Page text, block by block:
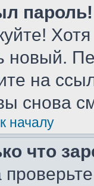
пароль!
новый.
на
снова
началу
что